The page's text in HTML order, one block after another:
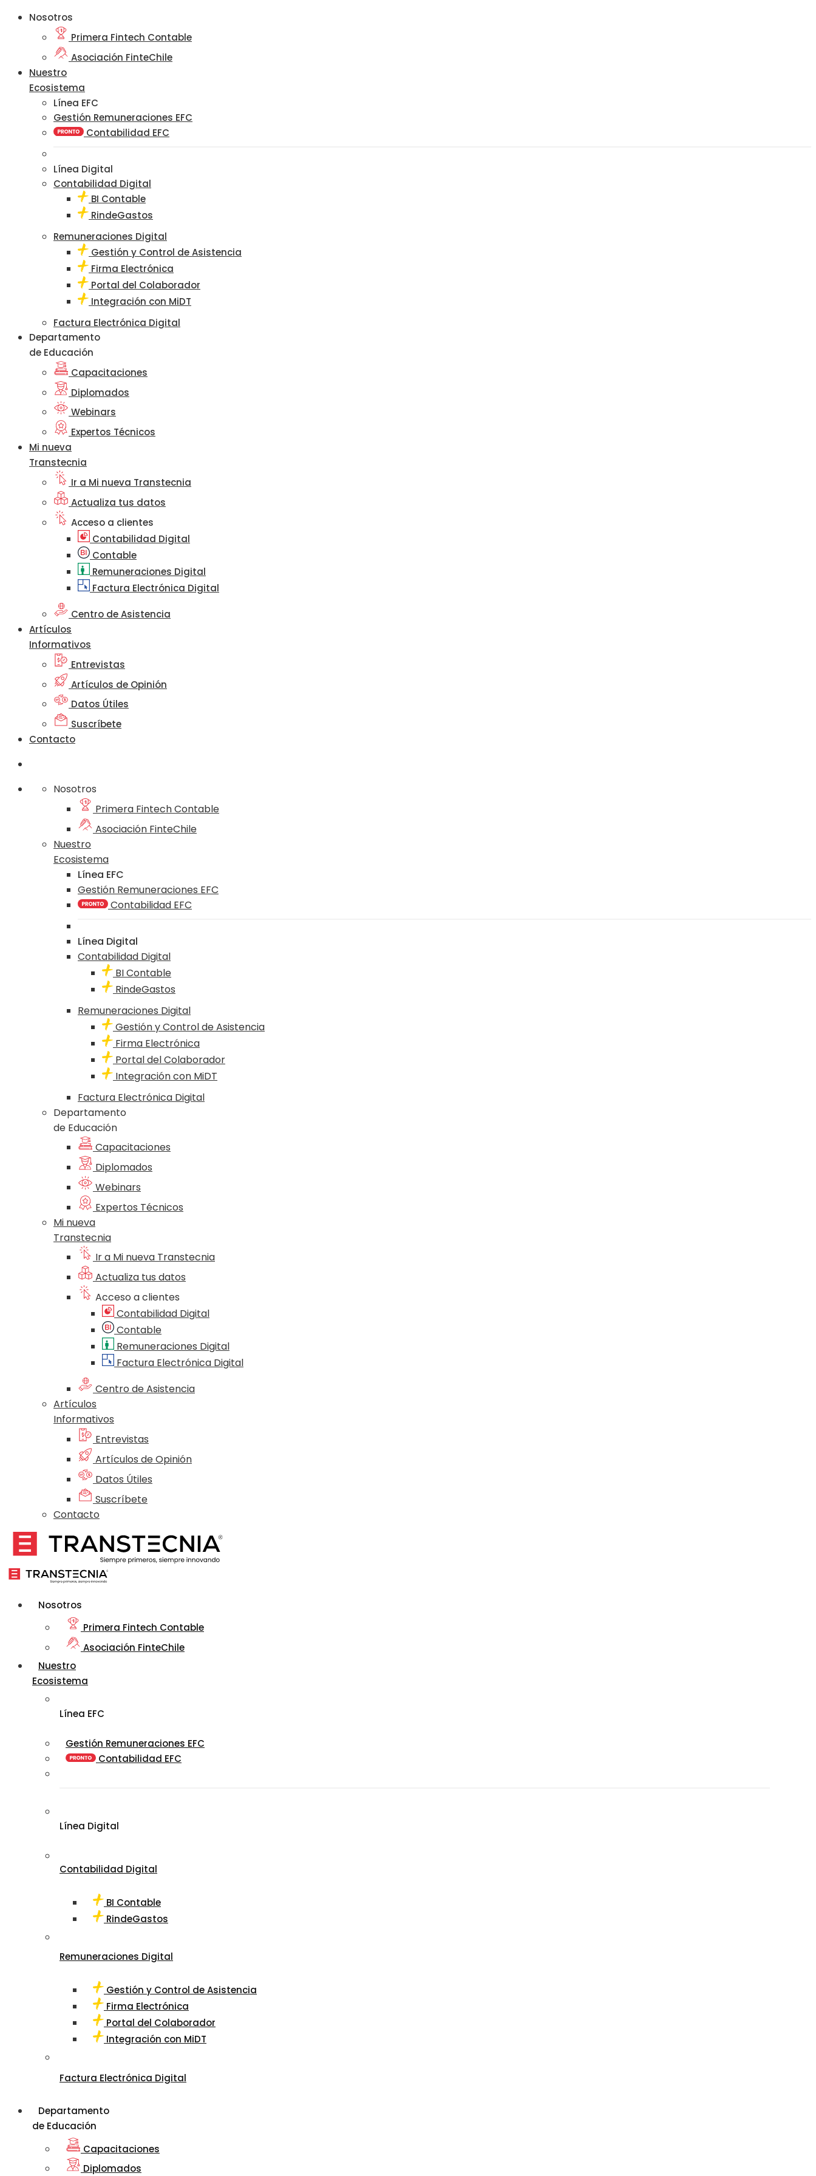
Nosotros
Primera Fintech Contable
Asociación FinteChile
Nuestro
Ecosistema
Línea EFC
Gestión Remuneraciones EFC
Contabilidad EFC
Línea Digital
Contabilidad Digital
BI Contable
RindeGastos
Remuneraciones Digital
Gestión y Control de Asistencia
Firma Electrónica
Portal del Colaborador
Integración con MiDT
Factura Electrónica Digital
Departamento
de Educación
Capacitaciones
Diplomados
Webinars
Expertos Técnicos
Mi nueva
Transtecnia
Ir a Mi nueva Transtecnia
Actualiza tus datos
Acceso a clientes
Contabilidad Digital
Contable
Remuneraciones Digital
Factura Electrónica Digital
Centro de Asistencia
Artículos
Informativos
Entrevistas
Artículos de Opinión
Datos Útiles
Suscríbete
Contacto
Nosotros
Primera Fintech Contable
Asociación FinteChile
Nuestro
Ecosistema
Línea EFC
Gestión Remuneraciones EFC
Contabilidad EFC
Línea Digital
Contabilidad Digital
BI Contable
RindeGastos
Remuneraciones Digital
Gestión y Control de Asistencia
Firma Electrónica
Portal del Colaborador
Integración con MiDT
Factura Electrónica Digital
Departamento
de Educación
Capacitaciones
Diplomados
Webinars
Expertos Técnicos
Mi nueva
Transtecnia
Ir a Mi nueva Transtecnia
Actualiza tus datos
Acceso a clientes
Contabilidad Digital
Contable
Remuneraciones Digital
Factura Electrónica Digital
Centro de Asistencia
Artículos
Informativos
Entrevistas
Artículos de Opinión
Datos Útiles
Suscríbete
Contacto
Nosotros
Primera Fintech Contable
Asociación FinteChile
Nuestro
Ecosistema
Línea EFC
Gestión Remuneraciones EFC
Contabilidad EFC
Línea Digital
Contabilidad Digital
BI Contable
RindeGastos
Remuneraciones Digital
Gestión y Control de Asistencia
Firma Electrónica
Portal del Colaborador
Integración con MiDT
Factura Electrónica Digital
Departamento
de Educación
Capacitaciones
Diplomados